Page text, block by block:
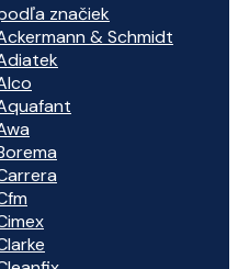
značiek
& Schmidt